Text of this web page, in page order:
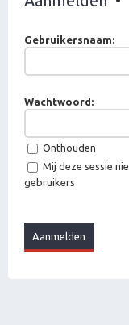
Gebruikersnaam:
Wachtwoord:
Onthouden
Mij deze sessie
gebruikers